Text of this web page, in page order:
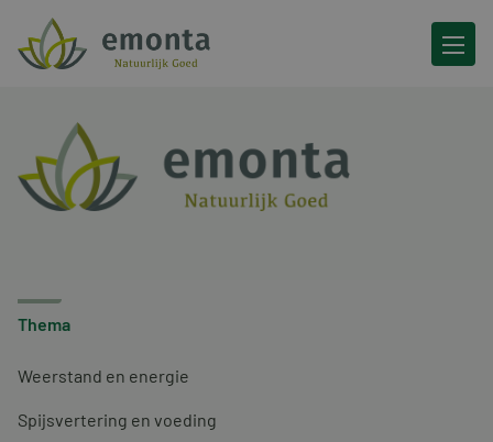
Ga naar de inhoud
Thema
Weerstand en energie
Spijsvertering en voeding